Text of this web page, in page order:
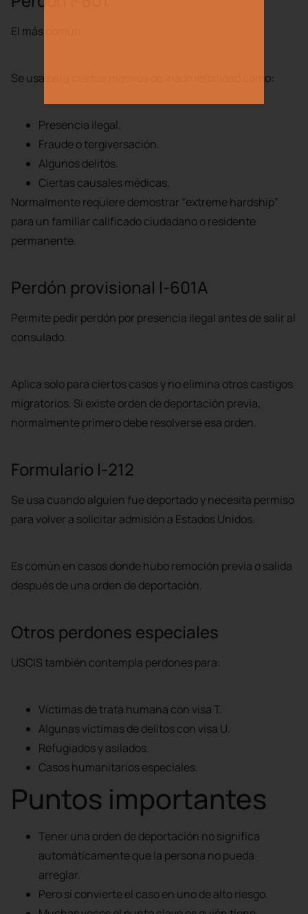
El más común.
Se usa para ciertos motivos de inadmisibilidad como:
Presencia ilegal.
Fraude o tergiversación.
Algunos delitos.
Ciertas causales médicas.
Normalmente requiere demostrar “extreme hardship”
para un familiar calificado ciudadano o residente
permanente.
Perdón provisional I-601A
Permite pedir perdón por presencia ilegal antes de salir al
consulado.
Aplica solo para ciertos casos y no elimina otros castigos
migratorios. Si existe orden de deportación previa,
normalmente primero debe resolverse esa orden.
Formulario I-212
Se usa cuando alguien fue deportado y necesita permiso
para volver a solicitar admisión a Estados Unidos.
Es común en casos donde hubo remoción previa o salida
después de una orden de deportación.
Otros perdones especiales
USCIS también contempla perdones para:
Víctimas de trata humana con visa T.
Algunas víctimas de delitos con visa U.
Refugiados y asilados.
Casos humanitarios especiales.
Puntos importantes
Tener una orden de deportación no significa
automáticamente que la persona no pueda
arreglar.
Pero sí convierte el caso en uno de alto riesgo.
Suscríbete a nuestro
Newsletter!